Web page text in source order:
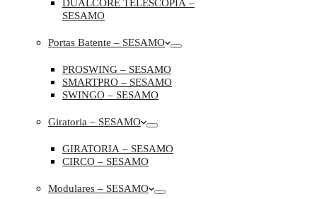
DUALCORE TELESCOPIA –
SESAMO
Portas Batente – SESAMO
PROSWING – SESAMO
SMARTPRO – SESAMO
SWINGO – SESAMO
Giratoria – SESAMO
GIRATORIA – SESAMO
CIRCO – SESAMO
Modulares – SESAMO